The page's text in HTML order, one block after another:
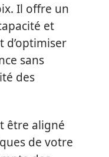
Il offre un
et
sans
des
être aligné
de votre